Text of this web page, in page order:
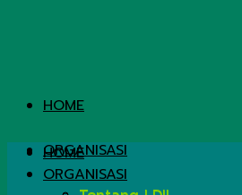
HOME
ORGANISASI
HOME
ORGANISASI